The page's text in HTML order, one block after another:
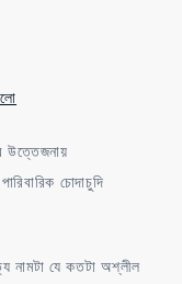
উত্তেজনায়
চোদাচুদি
নামটা যে কতটা অশ্লীল